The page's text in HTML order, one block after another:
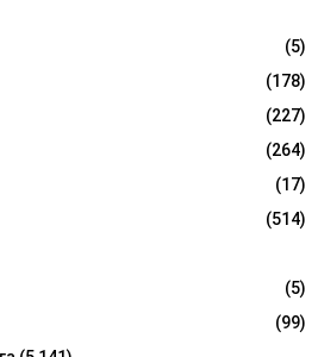
(5)
(178)
(227)
(264)
(17)
(514)
(5)
(99)